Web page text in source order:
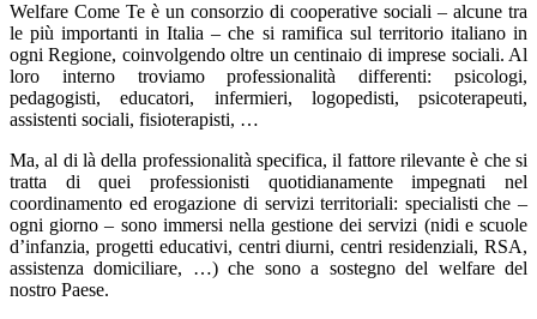
Welfare Come Te è un consorzio di cooperative sociali – alcune tra
le più importanti in Italia – che si ramifica sul territorio italiano in
ogni Regione, coinvolgendo oltre un centinaio di imprese sociali. Al
loro interno troviamo professionalità differenti: psicologi,
pedagogisti, educatori, infermieri, logopedisti, psicoterapeuti,
assistenti sociali, fisioterapisti, …
Ma, al di là della professionalità specifica, il fattore rilevante è che si
tratta di quei professionisti quotidianamente impegnati nel
coordinamento ed erogazione di servizi territoriali: specialisti che –
ogni giorno – sono immersi nella gestione dei servizi (nidi e scuole
d’infanzia, progetti educativi, centri diurni, centri residenziali, RSA,
assistenza domiciliare, …) che sono a sostegno del welfare del
nostro Paese.